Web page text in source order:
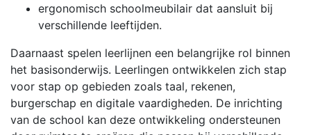
ergonomisch schoolmeubilair dat aansluit bij
verschillende leeftijden.
Daarnaast spelen leerlijnen een belangrijke rol binnen
het basisonderwijs. Leerlingen ontwikkelen zich stap
voor stap op gebieden zoals taal, rekenen,
burgerschap en digitale vaardigheden. De inrichting
van de school kan deze ontwikkeling ondersteunen